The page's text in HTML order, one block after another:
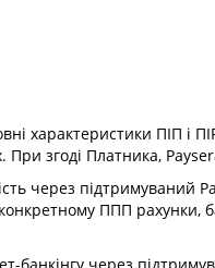
характеристики ПІП і
згоді Платника,
через підтримуваний
ППП рахунки,